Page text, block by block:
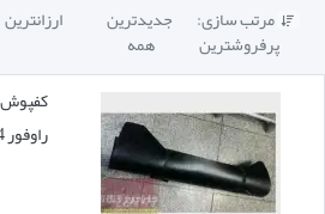
 مرتب سازی: جدیدترین ارزانترین
پرفروشترین همه
راوفور RAV4